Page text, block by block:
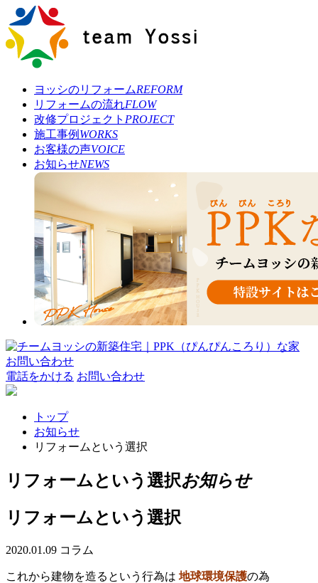
ヨッシのリフォームREFORM
リフォームの流れFLOW
改修プロジェクト PROJECT
施工事例 WORKS
お客様の声VOICE
お知らせNEWS
お問い合わせ
電話をかける お問い合わせ
トップ
お知らせ
リフォームという選択
リフォームという選択お知らせ
リフォームという選択
2020.01.09 コラム
これから建物を造るという行為は 地球環境保護の為